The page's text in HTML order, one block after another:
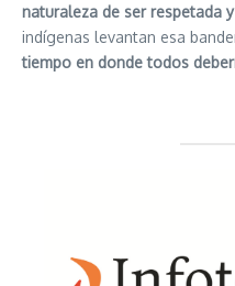
naturaleza de ser respetada
indígenas levantan esa
tiempo en donde todos